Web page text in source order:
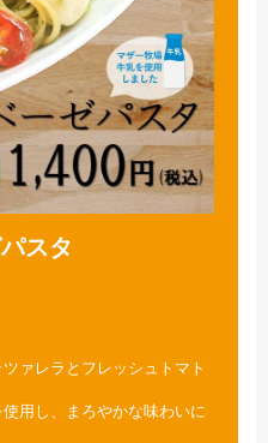
スタ
ァレラとフレッシュトマト
用し、まろやかな味わいに